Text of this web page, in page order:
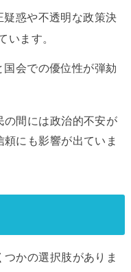
疑惑や不透明な政策決
います。
国会での優位性が弾劾
の間には政治的不安が
にも影響が出ていま
かの選択肢がありま